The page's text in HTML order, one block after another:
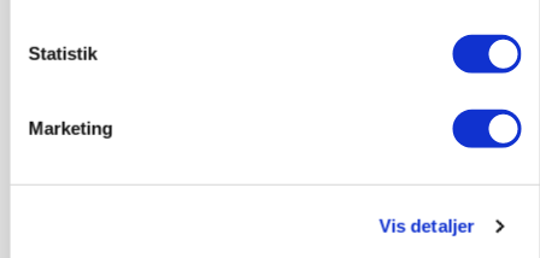
Statistik
Marketing
Vis detaljer
06. aug.
Lastbilchauffør søges til Henrik Haves
Godstransport